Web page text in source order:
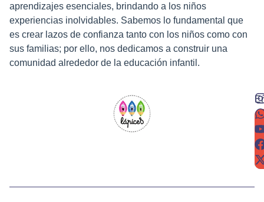
aprendizajes esenciales, brindando a los niños
experiencias inolvidables. Sabemos lo fundamental que
es crear lazos de confianza tanto con los niños como con
sus familias; por ello, nos dedicamos a construir una
comunidad alrededor de la educación infantil.
lo